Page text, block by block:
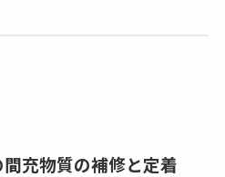
充物質の補修と定着